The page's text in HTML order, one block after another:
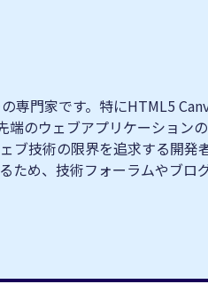
専門家です。特にHTML5
のウェブアプリケーション
ブ技術の限界を追求する開発
ため、技術フォーラムやブロ